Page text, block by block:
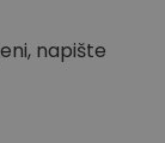
napište